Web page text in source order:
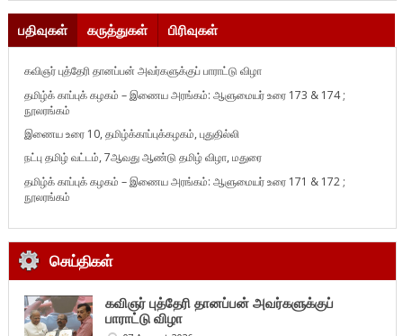
பதிவுகள் கருத்துகள் பிரிவுகள்
கவிஞர் புத்தேரி தானப்பன் அவர்களுக்குப் பாராட்டு விழா
தமிழ்க் காப்புக் கழகம் – இணைய அரங்கம்: ஆளுமையர் உரை 173 & 174 ;
நூலரங்கம்
இணைய உரை 10, தமிழ்க்காப்புக்கழகம், புதுதில்லி
நட்பு தமிழ் வட்டம், 7ஆவது ஆண்டு தமிழ் விழா, மதுரை
தமிழ்க் காப்புக் கழகம் – இணைய அரங்கம்: ஆளுமையர் உரை 171 & 172 ;
நூலரங்கம்
செய்திகள்
கவிஞர் புத்தேரி தானப்பன் அவர்களுக்குப்
பாராட்டு விழா